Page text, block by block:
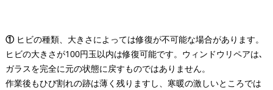
① ヒビの種類、大きさによっては修復が不可能な場合があります。
ヒビの大きさが100円玉以内は修復可能です。ウィンドウリペアは､
ガラスを完全に元の状態に戻すものではありません。
作業後もひび割れの跡は薄く残りますし、寒暖の激しいところでは